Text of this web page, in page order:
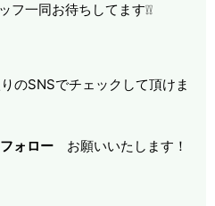
一同お待ちしてます❕❕
のSNSでチェックして頂けま
フォロー お願いいたします！